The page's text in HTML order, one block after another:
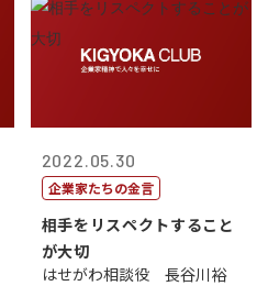
2022.05.30
企業家たちの金言
相手をリスペクトすること
が大切
はせがわ相談役 長谷川裕